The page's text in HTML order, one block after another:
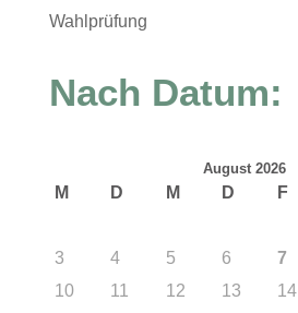
Wahlprüfung
Nach Datum:
August 2026
M D M D F
3
4 5 6 7
10
11 12 13 14